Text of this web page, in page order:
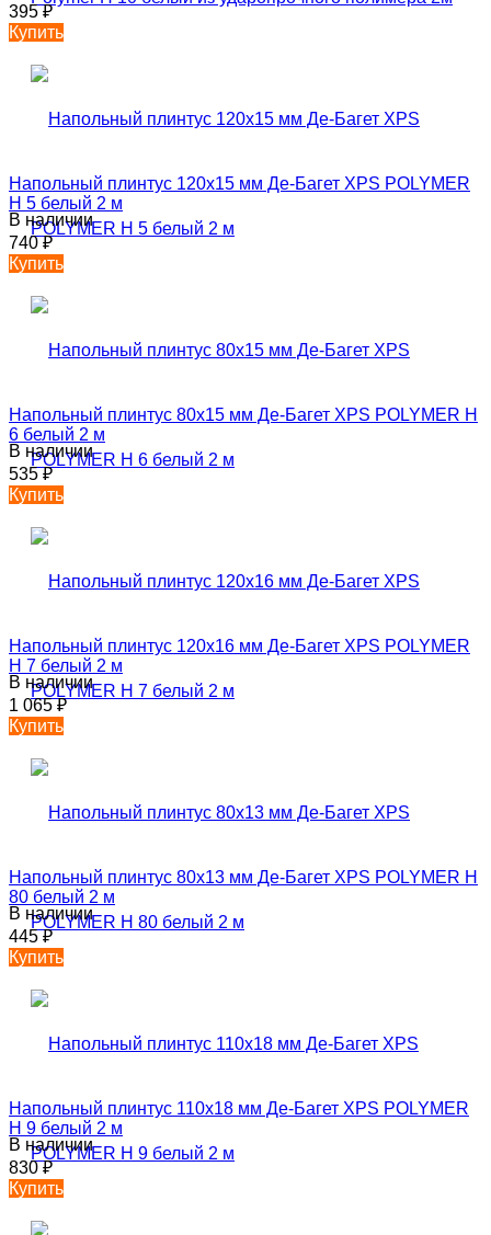
395₽
Купить
Напольный плинтус 120х15 мм Де-Багет XPS POLYMER
Н 5 белый 2 м
В наличии
740₽
Купить
Напольный плинтус 80х15 мм Де-Багет XPS POLYMER Н
6 белый 2 м
В наличии
535₽
Купить
Напольный плинтус 120х16 мм Де-Багет XPS POLYMER
Н 7 белый 2 м
В наличии
1 065₽
Купить
Напольный плинтус 80х13 мм Де-Багет XPS POLYMER Н
80 белый 2 м
В наличии
445₽
Купить
Напольный плинтус 110х18 мм Де-Багет XPS POLYMER
Н 9 белый 2 м
В наличии
830₽
Купить